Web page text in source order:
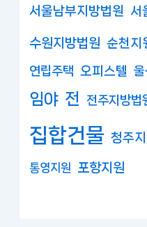
서울남부지방법원 서
수원지방법원 순천지
연립주택 오피스텔
임야 전 전주지방법
집합건물 청주
통영지원 포항지원